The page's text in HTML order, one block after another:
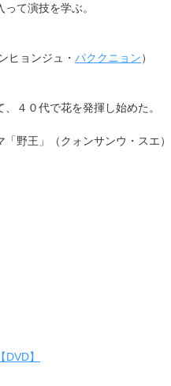
て演技を学ぶ。
ョンジュ・ パククニョン）
４０代で花を発揮し始めた。
野王」（クォンサンウ・スエ）
】